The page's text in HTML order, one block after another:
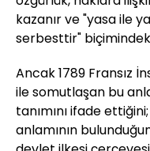
kazanır ve "yasa ile
serbesttir"
Ancak 1789 Fransız
ile somutlaşan bu
tanımını ifade
anlamının